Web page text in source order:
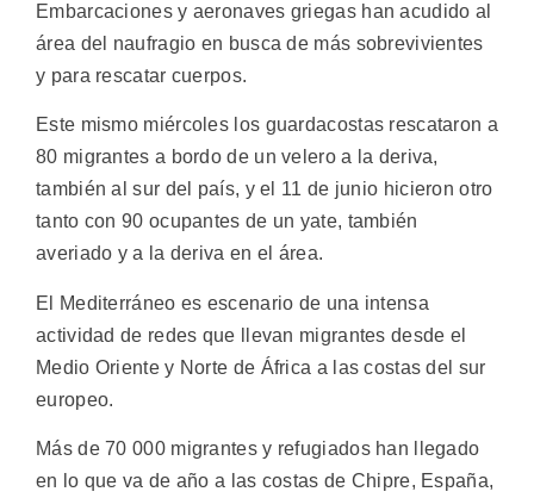
Embarcaciones y aeronaves griegas han acudido al
área del naufragio en busca de más sobrevivientes
y para rescatar cuerpos.
Este mismo miércoles los guardacostas rescataron a
80 migrantes a bordo de un velero a la deriva,
también al sur del país, y el 11 de junio hicieron otro
tanto con 90 ocupantes de un yate, también
averiado y a la deriva en el área.
El Mediterráneo es escenario de una intensa
actividad de redes que llevan migrantes desde el
Medio Oriente y Norte de África a las costas del sur
europeo.
Más de 70 000 migrantes y refugiados han llegado
en lo que va de año a las costas de Chipre, España,